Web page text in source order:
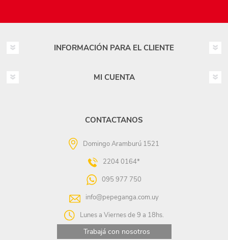
INFORMACIÓN PARA EL CLIENTE
MI CUENTA
CONTACTANOS
Domingo Aramburú 1521
2204 0164*
095 977 750
info@pepeganga.com.uy
Lunes a Viernes de 9 a 18hs.
Trabajá con nosotros